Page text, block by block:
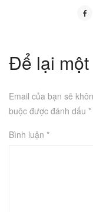
Để lại
Email của bạn sẽ
buộc được đánh dấu *
Bình luận *